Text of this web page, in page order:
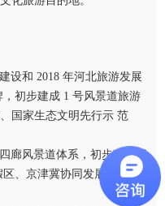
设和 2018 年河北旅游发展
初步建成 1 号风景道旅游
国家生态文明先行示 范
廊风景道体系，初步建设四
、京津冀协同发展示范